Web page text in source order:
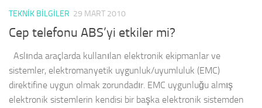
TEKNIK BILGILER 29 MART 2010
Cep telefonu ABS’yi etkiler mi?
Aslında araçlarda kullanılan elektronik ekipmanlar ve
sistemler, elektromanyetik uygunluk/uyumluluk (EMC)
direktifine uygun olmak zorundadır. EMC uygunluğu almış
elektronik sistemlerin kendisi bir başka elektronik sistemden